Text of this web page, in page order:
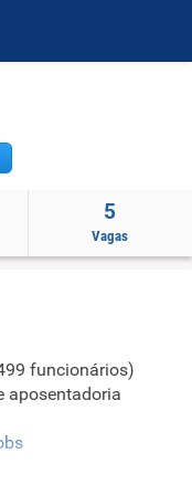
5
Vagas
funcionários)
aposentadoria